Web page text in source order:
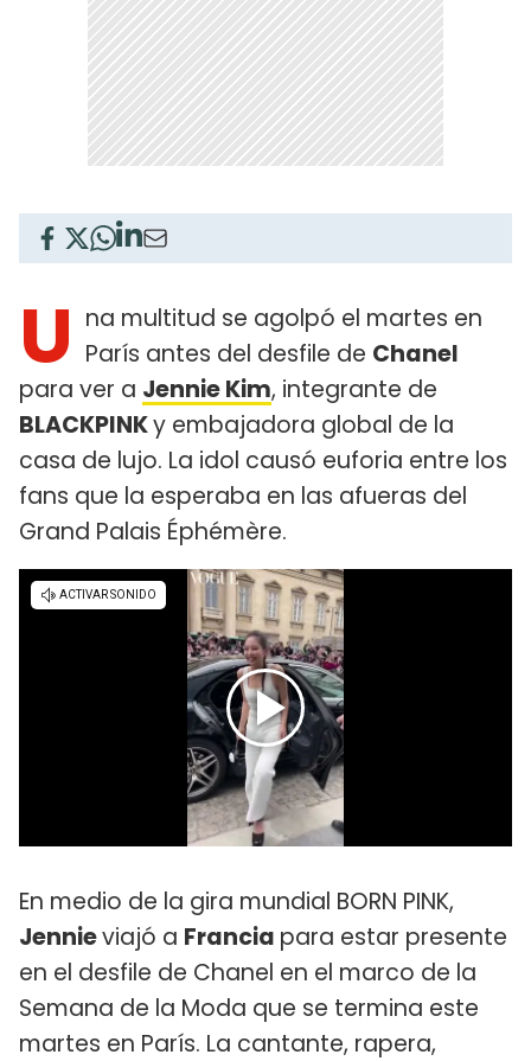
U na multitud se agolpó el martes en
París antes del desfile de Chanel
para ver a Jennie Kim, integrante de
BLACKPINKy embajadora global de la
casa de lujo. La idol causó euforia entre los
fans que la esperaba en las afueras del
Grand Palais Éphémère.
En medio de la gira mundial BORN PINK,
Jennieviajó a Francia para estar presente
en el desfile de Chanel en el marco de la
Semana de la Moda que se termina este
martes en París. La cantante, rapera,